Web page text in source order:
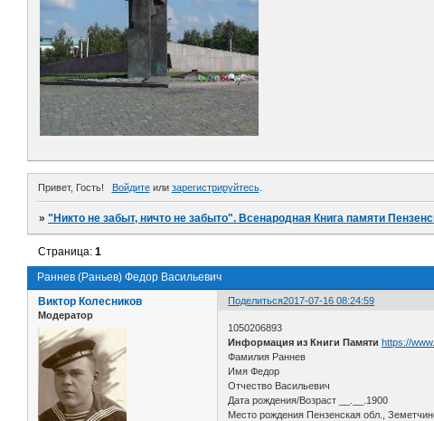
Привет, Гость! Войдитеили зарегистрируйтесь.
»"Никто не забыт, ничто не забыто". Всенародная Книга памяти
Раннев (Раньев) Федор Васильевич
Страница:1
Поделиться2017-07-16 08:24:59
Виктор Колесников
Модератор
1050206893
Информация из Книги Памяти https://
Фамилия Раннев
Имя Федор
Отчество Васильевич
Дата рождения/Возраст __.__.1900
Место рождения Пензенская обл.,